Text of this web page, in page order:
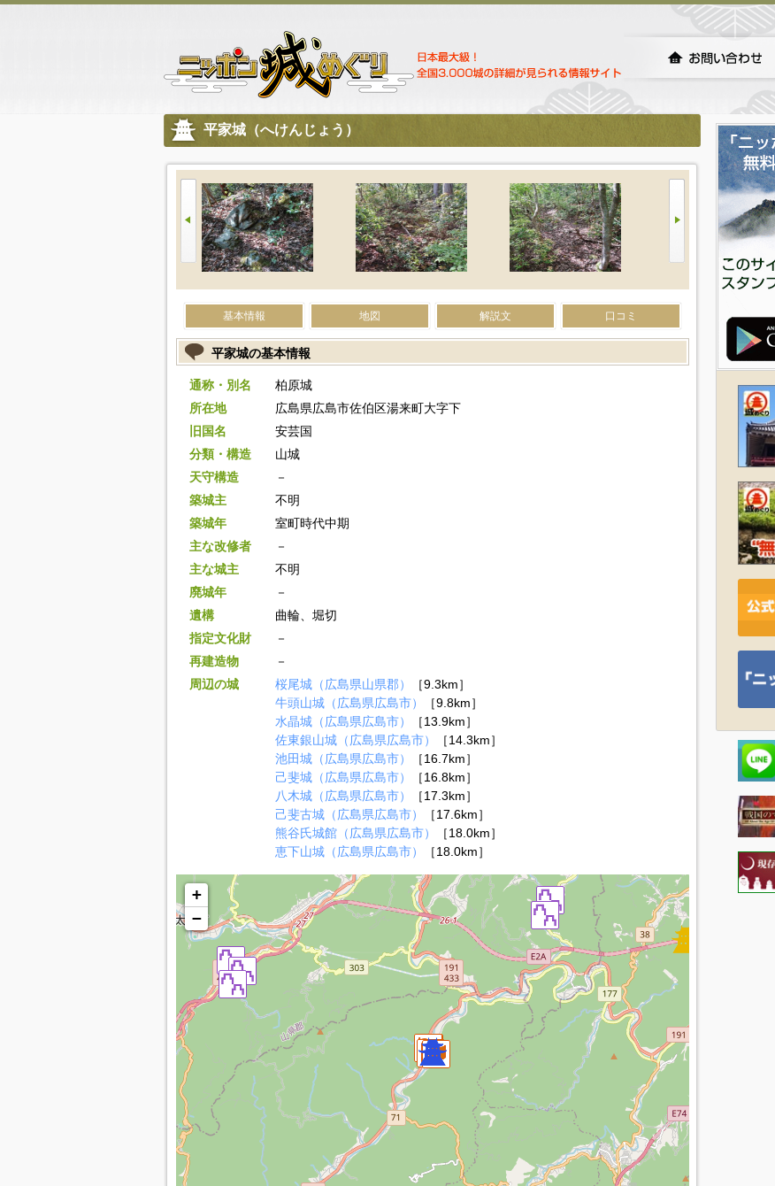
平家城（へけんじょう）
基本情報 地図 解説文 口コミ
平家城の基本情報
通称・別名
柏原城
所在地
広島県広島市佐伯区湯来町大字下
旧国名
安芸国
分類・構造
山城
天守構造
－
築城主
不明
築城年
室町時代中期
主な改修者
－
主な城主
不明
廃城年
－
遺構
曲輪、堀切
指定文化財
－
再建造物
－
周辺の城
桜尾城（広島県山県郡）
［9.3km］
牛頭山城（広島県広島市）
［9.8km］
水晶城（広島県広島市）
［13.9km］
佐東銀山城（広島県広島市）
［14.3km］
池田城（広島県広島市）
［16.7km］
己斐城（広島県広島市）
［16.8km］
八木城（広島県広島市）
［17.3km］
己斐古城（広島県広島市）
［17.6km］
熊谷氏城館（広島県広島市）
［18.0km］
恵下山城（広島県広島市）
［18.0km］
+
−